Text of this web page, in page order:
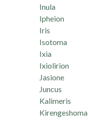
Inula
Ipheion
Iris
Isotoma
Ixia
Ixiolirion
Jasione
Juncus
Kalimeris
Kirengeshoma